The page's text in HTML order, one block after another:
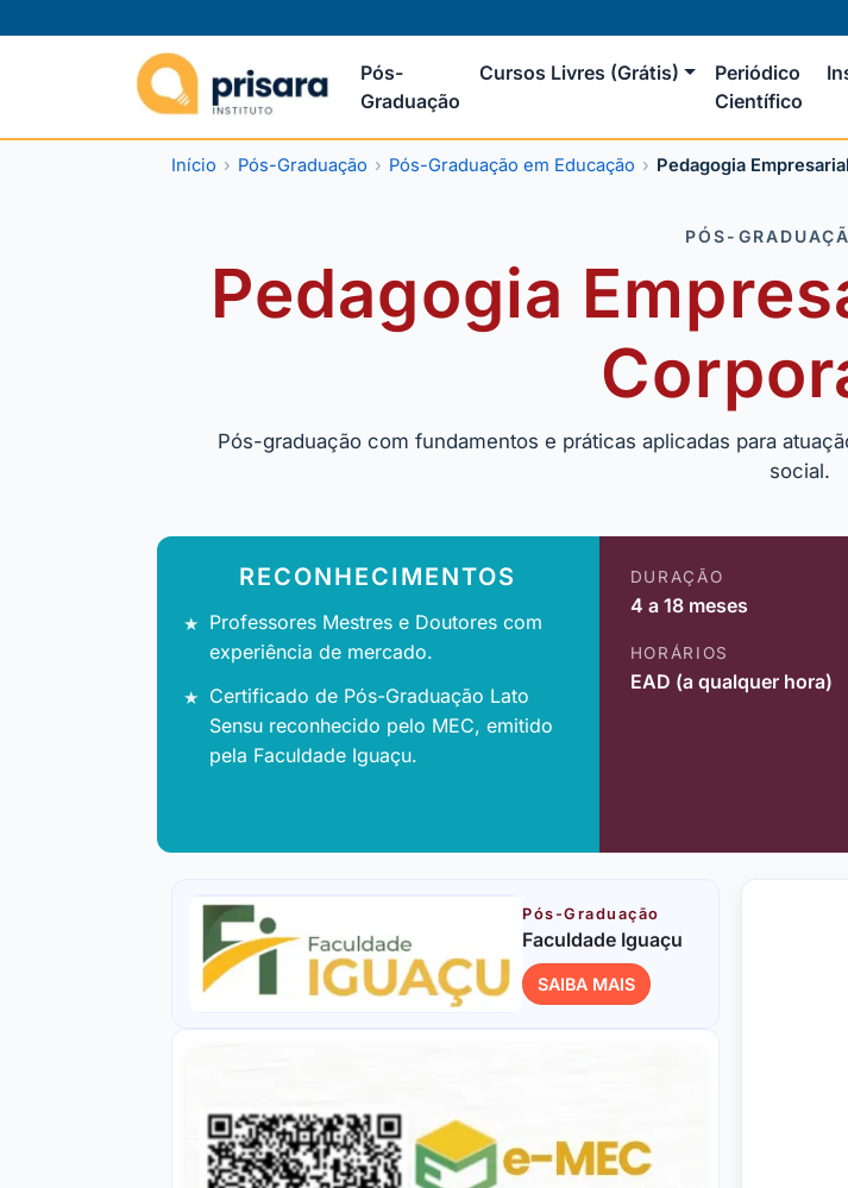
Pós-
Graduação
Cursos Livres (Grátis)
Periódico
Científico
Início Pós-Graduação Pós-Graduação em Educação Pedagogia
PÓS-
Pedagogia
Pós-graduação com fundamentos e práticas aplicadas para
social.
RECONHECIMENTOS
Professores Mestres e Doutores com
experiência de mercado.
Certificado de Pós-Graduação Lato
Sensu reconhecido pelo MEC, emitido
pela Faculdade Iguaçu.
DURAÇÃO
4 a 18 meses
HORÁRIOS
EAD (a qualquer hora)
Pós-Graduação
Faculdade Iguaçu
SAIBA MAIS